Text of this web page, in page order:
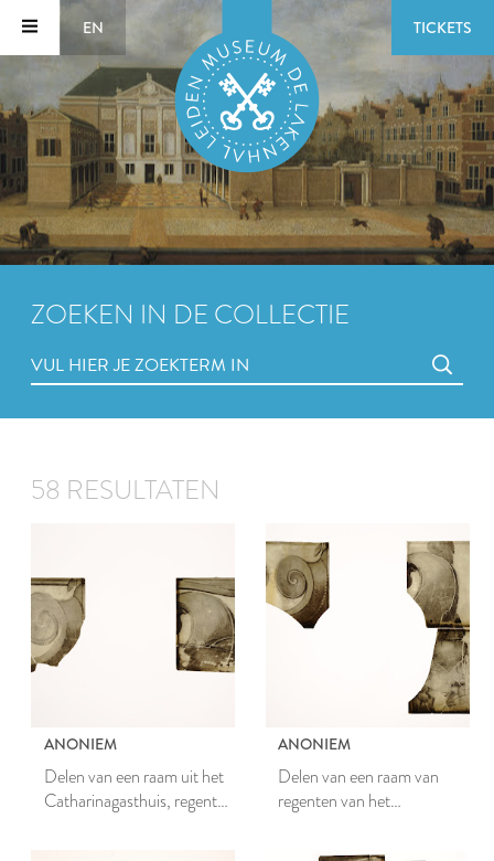
EN TICKETS
ZOEKEN IN DE COLLECTIE
58 RESULTATEN
ANONIEM
Delen van een raam uit het
Catharinagasthuis, regent
ANONIEM
Delen van een raam van
regenten van het